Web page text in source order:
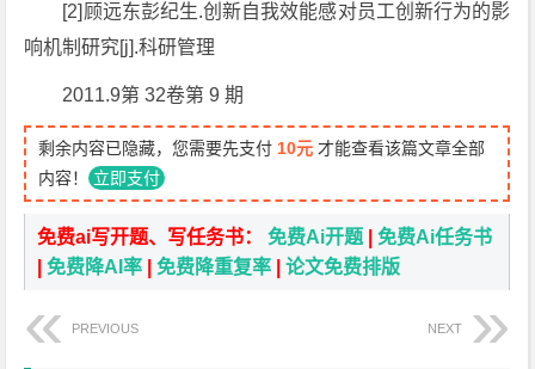
[2]顾远东彭纪生.创新自我效能感对员工创新行为的影
响机制研究[j].科研管理
2011.9第 32卷第 9 期
剩余内容已隐藏，您需要先支付 10元 才能查看该篇文章全部
内容！ 立即支付
免费ai写开题、写任务书：免费Ai开题 |免费Ai任务书
|免费降AI率 |免费降重复率 |论文免费排版
PREVIOUS NEXT